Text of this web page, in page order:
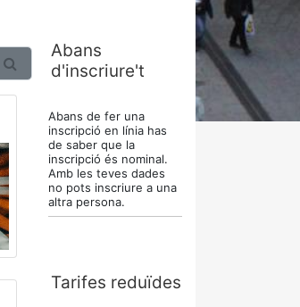
Abans
d'inscriure't
Abans de fer una
inscripció en línia has
de saber que la
inscripció és nominal.
Amb les teves dades
no pots inscriure a una
altra persona.
Tarifes reduïdes